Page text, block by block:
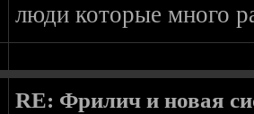
люди которые много
RE: Фрилич и новая